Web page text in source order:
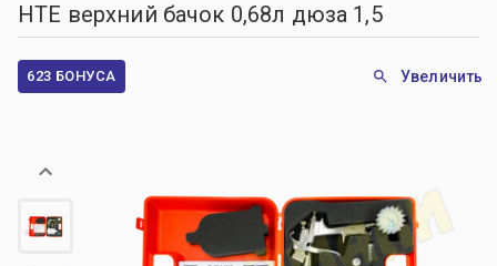
HTE верхний бачок 0,68л дюза 1,5
623 БОНУСА Увеличить